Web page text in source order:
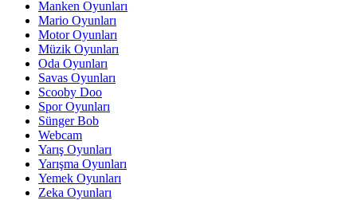
Manken Oyunları
Mario Oyunları
Motor Oyunları
Müzik Oyunları
Oda Oyunları
Savas Oyunları
Scooby Doo
Spor Oyunları
Sünger Bob
Webcam
Yarış Oyunları
Yarışma Oyunları
Yemek Oyunları
Zeka Oyunları